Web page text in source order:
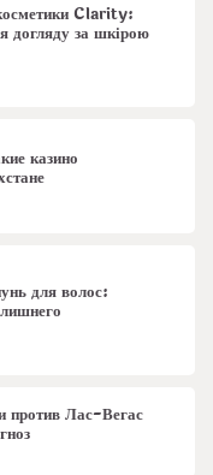
Clarity:
догляду за шкірою
казино
для волос:
Лас-Вегас